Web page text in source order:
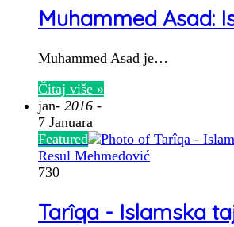
Muhammed Asad:
Muhammed Asad je…
Čitaj više »
jan- 2016 -
7 Januara
Featured
Resul Mehmedović
730
Tarîqa - Islamska